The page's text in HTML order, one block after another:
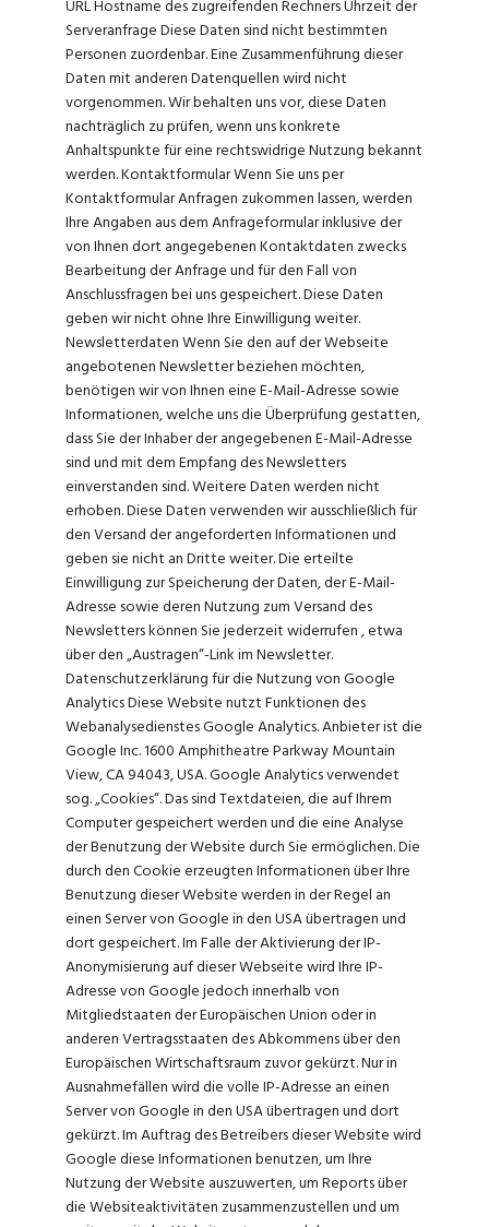
URL Hostname des zugreifenden Rechners Uhrzeit der
Serveranfrage Diese Daten sind nicht bestimmten
Personen zuordenbar. Eine Zusammenführung dieser
Daten mit anderen Datenquellen wird nicht
vorgenommen. Wir behalten uns vor, diese Daten
nachträglich zu prüfen, wenn uns konkrete
Anhaltspunkte für eine rechtswidrige Nutzung bekannt
werden. Kontaktformular Wenn Sie uns per
Kontaktformular Anfragen zukommen lassen, werden
Ihre Angaben aus dem Anfrageformular inklusive der
von Ihnen dort angegebenen Kontaktdaten zwecks
Bearbeitung der Anfrage und für den Fall von
Anschlussfragen bei uns gespeichert. Diese Daten
geben wir nicht ohne Ihre Einwilligung weiter.
Newsletterdaten Wenn Sie den auf der Webseite
angebotenen Newsletter beziehen möchten,
benötigen wir von Ihnen eine E-Mail-Adresse sowie
Informationen, welche uns die Überprüfung gestatten,
dass Sie der Inhaber der angegebenen E-Mail-Adresse
sind und mit dem Empfang des Newsletters
einverstanden sind. Weitere Daten werden nicht
erhoben. Diese Daten verwenden wir ausschließlich für
den Versand der angeforderten Informationen und
geben sie nicht an Dritte weiter. Die erteilte
Einwilligung zur Speicherung der Daten, der E-Mail-
Adresse sowie deren Nutzung zum Versand des
Newsletters können Sie jederzeit widerrufen , etwa
über den „Austragen“-Link im Newsletter.
Datenschutzerklärung für die Nutzung von Google
Analytics Diese Website nutzt Funktionen des
Webanalysedienstes Google Analytics. Anbieter ist die
Google Inc. 1600 Amphitheatre Parkway Mountain
View, CA 94043, USA. Google Analytics verwendet
sog. „Cookies“. Das sind Textdateien, die auf Ihrem
Computer gespeichert werden und die eine Analyse
der Benutzung der Website durch Sie ermöglichen. Die
durch den Cookie erzeugten Informationen über Ihre
Benutzung dieser Website werden in der Regel an
einen Server von Google in den USA übertragen und
dort gespeichert. Im Falle der Aktivierung der IP-
Anonymisierung auf dieser Webseite wird Ihre IP-
Adresse von Google jedoch innerhalb von
Mitgliedstaaten der Europäischen Union oder in
anderen Vertragsstaaten des Abkommens über den
Europäischen Wirtschaftsraum zuvor gekürzt. Nur in
Ausnahmefällen wird die volle IP-Adresse an einen
Server von Google in den USA übertragen und dort
gekürzt. Im Auftrag des Betreibers dieser Website wird
Google diese Informationen benutzen, um Ihre
Nutzung der Website auszuwerten, um Reports über
die Websiteaktivitäten zusammenzustellen und um